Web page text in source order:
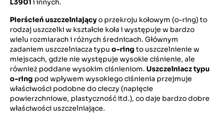
L3901 i innych.
Pierścień uszczelniającyo przekroju kołowym (o-ring) to
rodzaj uszczelki w kształcie koła i występuje w bardzo
wielu rozmiarach i różnych średnicach. Głównym
zadaniem uszczelniacza typu o-ring to uszczelnienie w
miejscach, gdzie nie występuje wysokie ciśnienie, ale
również poddane wysokim ciśnieniom. Uszczelniacz typu
o-ring pod wpływem wysokiego ciśnienia przejmuje
właściwości podobne do cieczy (napięcie
powierzchniowe, plastyczność itd.), co daje bardzo dobre
właściwości uszczelniające.